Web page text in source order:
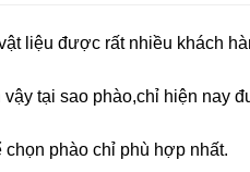
liệu được rất nhiều khách
tại sao phào,chỉ hiện nay
phào chỉ phù hợp nhất.